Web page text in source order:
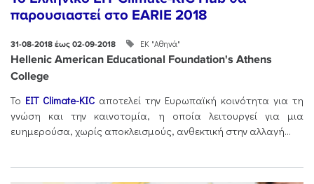
παρουσιαστεί στο EARIE 2018
31-08-2018 έως 02-09-2018 ΕΚ "Αθηνά"
Hellenic American Educational Foundation's Athens
College
Το EIT Climate-KIC αποτελεί την Ευρωπαϊκή κοινότητα για τη
γνώση και την καινοτομία, η οποία λειτουργεί για μια
ευημερούσα, χωρίς αποκλεισμούς, ανθεκτική στην αλλαγή...